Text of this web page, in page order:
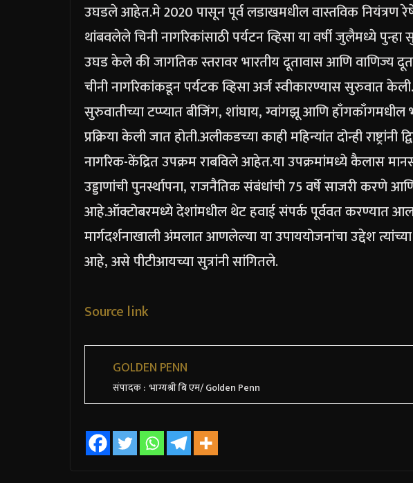
उघडले आहेत.मे 2020 पासून पूर्व लडाखमधील वास्तविक नियंत्रण
थांबवलेले चिनी नागरिकांसाठी पर्यटन व्हिसा या वर्षी जुलैमध्ये
उघड केले की जागतिक स्तरावर भारतीय दूतावास आणि वाणिज्य
चीनी नागरिकांकडून पर्यटक व्हिसा अर्ज स्वीकारण्यास सुरुवात केली.
सुरुवातीच्या टप्प्यात बीजिंग, शांघाय, ग्वांगझू आणि हाँगकाँगमधील
प्रक्रिया केली जात होती.अलीकडच्या काही महिन्यांत दोन्ही
नागरिक-केंद्रित उपक्रम राबविले आहेत.या उपक्रमांमध्ये कैलास
उड्डाणांची पुनर्स्थापना, राजनैतिक संबंधांची 75 वर्षे साजरी करणे
आहे.ऑक्टोबरमध्ये देशांमधील थेट हवाई संपर्क पूर्ववत करण्यात
मार्गदर्शनाखाली अंमलात आणलेल्या या उपाययोजनांचा उद्देश
आहे, असे पीटीआयच्या सुत्रांनी सांगितले.
Source link
GOLDEN PENN
संपादक : भाग्यश्री बि एम/ Golden Penn